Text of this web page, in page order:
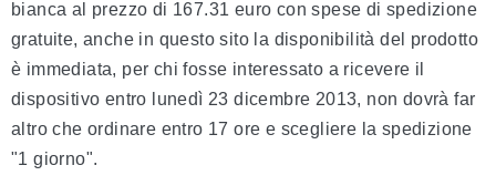
bianca al prezzo di 167.31 euro con spese di spedizione
gratuite, anche in questo sito la disponibilità del prodotto
è immediata, per chi fosse interessato a ricevere il
dispositivo entro lunedì 23 dicembre 2013, non dovrà far
altro che ordinare entro 17 ore e scegliere la spedizione
"1 giorno".